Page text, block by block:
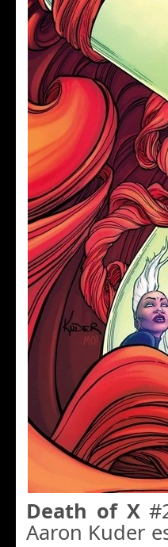
Death of X
Aaron Kuder